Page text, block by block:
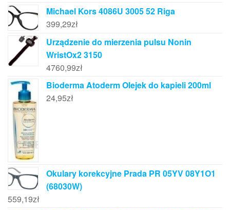
Michael Kors 4086U 3005 52 Riga
399,29zł
Urządzenie do mierzenia pulsu Nonin
WristOx2 3150
4760,99zł
Bioderma Atoderm Olejek do kapieli 200ml
24,95zł
Okulary korekcyjne Prada PR 05YV 08Y1O1
(68030W)
559,19zł